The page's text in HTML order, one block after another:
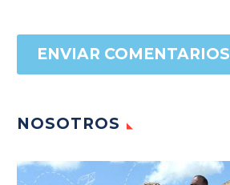
ENVIAR COMENTARIOS
NOSOTROS